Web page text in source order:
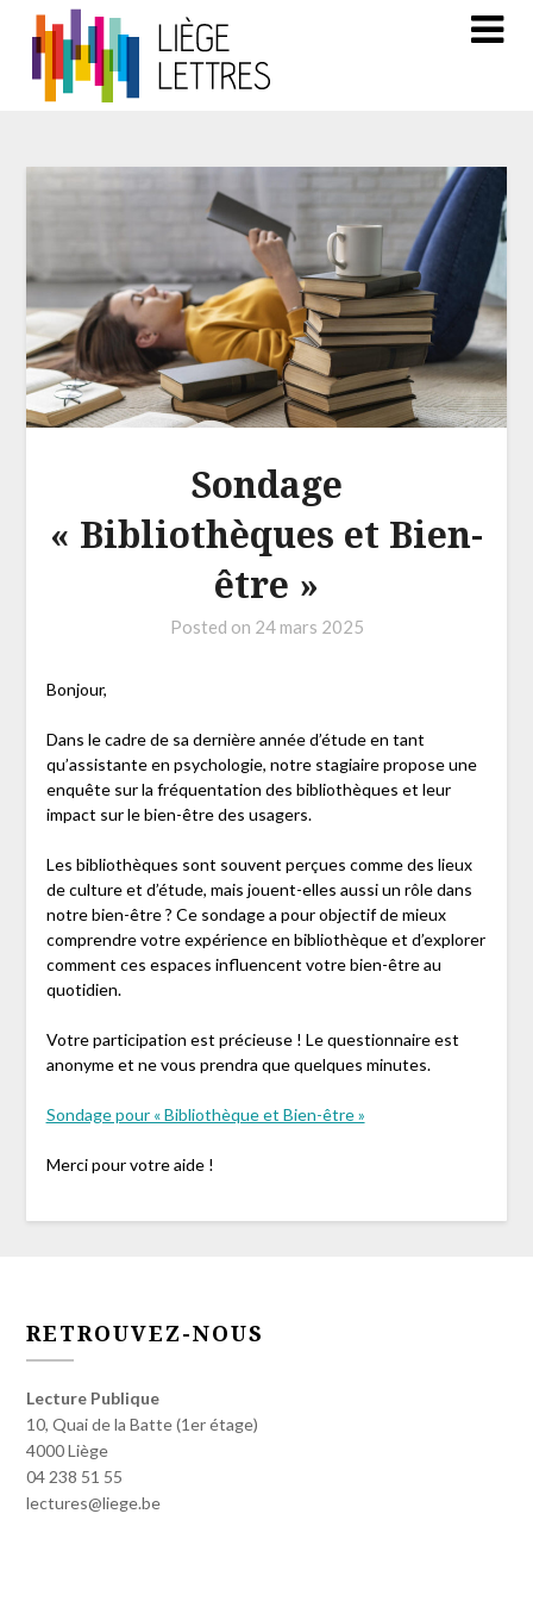
Sondage
« Bibliothèques et Bien-
être »
Posted on 24 mars 2025
Bonjour,
Dans le cadre de sa dernière année d’étude en tant
qu’assistante en psychologie, notre stagiaire propose une
enquête sur la fréquentation des bibliothèques et leur
impact sur le bien-être des usagers.
Les bibliothèques sont souvent perçues comme des lieux
de culture et d’étude, mais jouent-elles aussi un rôle dans
notre bien-être ? Ce sondage a pour objectif de mieux
comprendre votre expérience en bibliothèque et d’explorer
comment ces espaces influencent votre bien-être au
quotidien.
Votre participation est précieuse ! Le questionnaire est
anonyme et ne vous prendra que quelques minutes.
Sondage pour « Bibliothèque et Bien-être »
Merci pour votre aide !
RETROUVEZ-NOUS
Lecture Publique
10, Quai de la Batte (1er étage)
4000 Liège
04 238 51 55
lectures@liege.be